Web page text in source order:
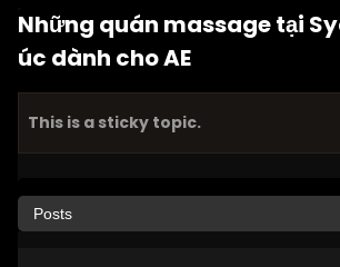
Những quán massage tại
úc dành cho AE
This is a sticky topic.